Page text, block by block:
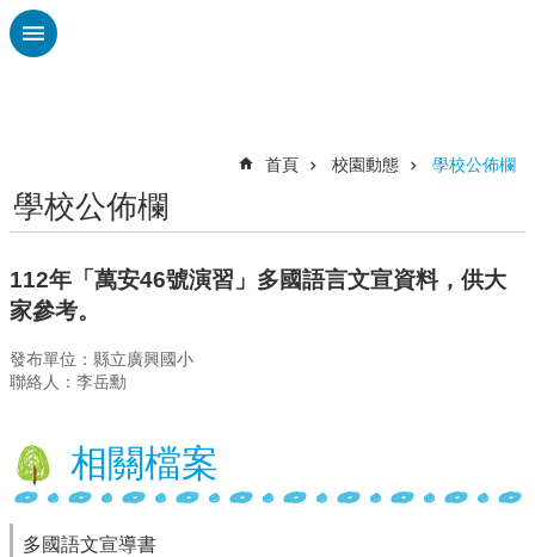
跳到主要內容區塊
認
興
刊
專
校
園
動
態
首頁 校園動態 學校公佈欄
學校公佈欄
112年「萬安46號演習」多國語言文宣資料，供大
家參考。
發布單位：縣立廣興國小
聯絡人：李岳勳
相關檔案
多國語文宣導書